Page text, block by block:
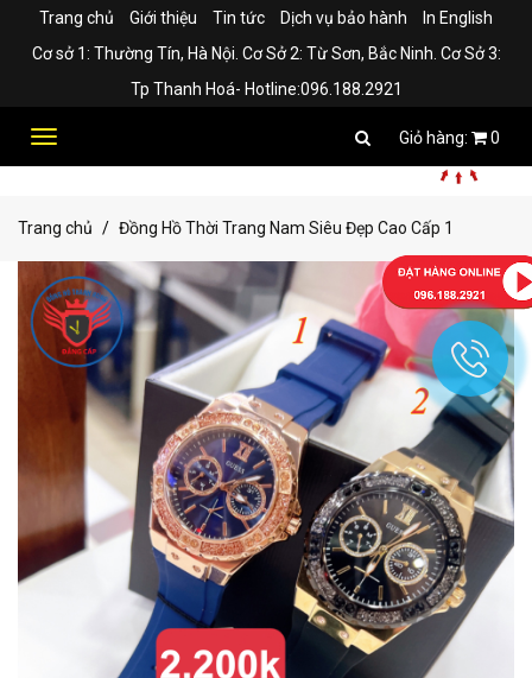
Trang chủ Giới thiệu Tin tức Dịch vụ bảo hành
In English
Cơ sở 1: Thường Tín, Hà Nội. Cơ Sở 2: Từ Sơn, Bắc Ninh. Cơ Sở 3:
Tp Thanh Hoá- Hotline:096.188.2921
Toggle
0
Trang chủ Đồng Hồ Thời Trang Nam Siêu Đẹp Cao Cấp 1